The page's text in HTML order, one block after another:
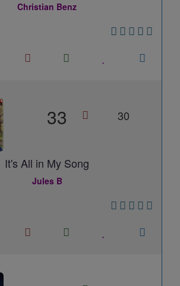
Christian Benz
33 30
It's All in My Song
Jules B